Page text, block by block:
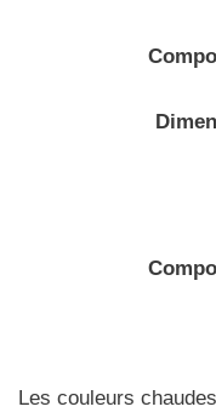
Les couleurs